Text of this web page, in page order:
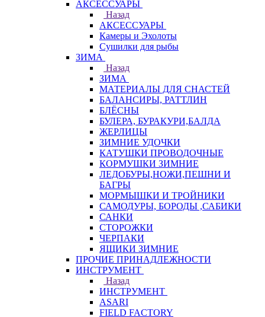
АКСЕССУАРЫ
Назад
АКСЕССУАРЫ
Камеры и Эхолоты
Сушилки для рыбы
ЗИМА
Назад
ЗИМА
МАТЕРИАЛЫ ДЛЯ СНАСТЕЙ
БАЛАНСИРЫ, РАТТЛИН
БЛЁСНЫ
БУЛЕРА, БУРАКУРИ,БАЛДА
ЖЕРЛИЦЫ
ЗИМНИЕ УДОЧКИ
КАТУШКИ ПРОВОДОЧНЫЕ
КОРМУШКИ ЗИМНИЕ
ЛЕДОБУРЫ,НОЖИ,ПЕШНИ И
БАГРЫ
МОРМЫШКИ И ТРОЙНИКИ
САМОДУРЫ, БОРОДЫ ,САБИКИ
САНКИ
СТОРОЖКИ
ЧЕРПАКИ
ЯЩИКИ ЗИМНИЕ
ПРОЧИЕ ПРИНАДЛЕЖНОСТИ
ИНСТРУМЕНТ
Назад
ИНСТРУМЕНТ
ASARI
FIELD FACTORY